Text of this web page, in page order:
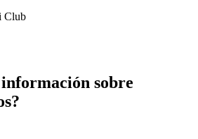
Club
información sobre